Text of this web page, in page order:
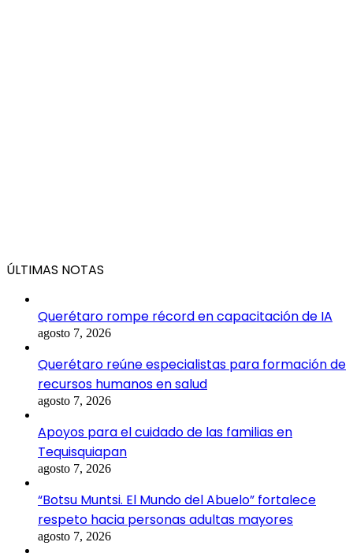
ÚLTIMAS NOTAS
Querétaro rompe récord en capacitación de IA
agosto 7, 2026
Querétaro reúne especialistas para formación de
recursos humanos en salud
agosto 7, 2026
Apoyos para el cuidado de las familias en
Tequisquiapan
agosto 7, 2026
“Botsu Muntsi. El Mundo del Abuelo” fortalece
respeto hacia personas adultas mayores
agosto 7, 2026